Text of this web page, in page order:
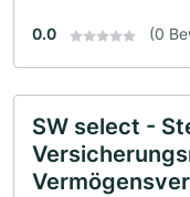
0.0 (0
SW select -